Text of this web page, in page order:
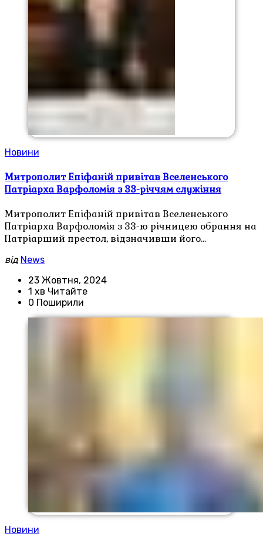
Новини
Митрополит Епіфаній привітав Вселенського
Патріарха Варфоломія з 33-річчям служіння
Митрополит Епіфаній привітав Вселенського
Патріарха Варфоломія з 33-ю річницею обрання на
Патріарший престол, відзначивши його…
від News
23 Жовтня, 2024
1 хв Читайте
0 Поширили
Новини